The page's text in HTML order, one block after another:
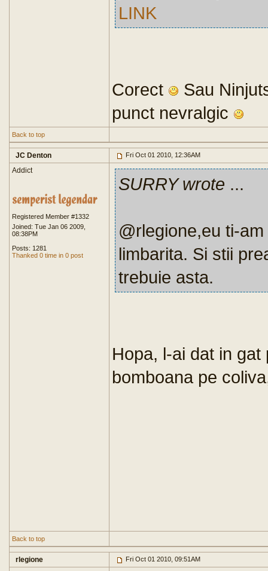
LINK
Corect
Sau
punct nevralgic
Back to top
JC Denton Fri Oct 01 2010, 12:36AM
Addict
Registered Member #1332
Joined: Tue Jan 06 2009,
08:38PM
Posts: 1281
Thanked 0 time in 0 post
SURRY wrote ...
@rlegione,eu ti-
limbarita. Si stii
trebuie asta.
Hopa, l-ai dat in
bomboana pe
Back to top
rlegione Fri Oct 01 2010, 09:51AM